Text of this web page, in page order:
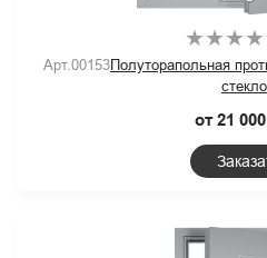
Арт.00153Полуторапольная
от 21